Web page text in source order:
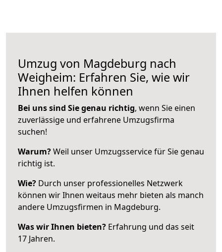
Umzug von Magdeburg nach
Weigheim: Erfahren Sie, wie wir
Ihnen helfen können
Bei uns sind Sie genau richtig, wenn Sie einen
zuverlässige und erfahrene Umzugsfirma
suchen!
Warum?Weil unser Umzugsservice für Sie genau
richtig ist.
Wie? Durch unser professionelles Netzwerk
können wir Ihnen weitaus mehr bieten als manch
andere Umzugsfirmen in Magdeburg.
Was wir Ihnen bieten? Erfahrung und das seit
17 Jahren.